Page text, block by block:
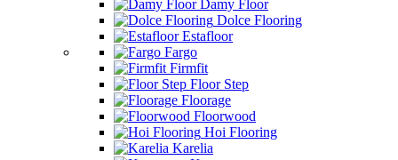
Damy Floor
Dolce Flooring
Estafloor
Fargo
Firmfit
Floor Step
Floorage
Floorwood
Hoi Flooring
Karelia